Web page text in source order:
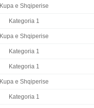
Kupa e Shqiperise
Kategoria 1
Kupa e Shqiperise
Kategoria 1
Kategoria 1
Kupa e Shqiperise
Kategoria 1